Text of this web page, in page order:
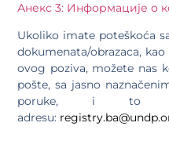
Анекс 3: Информације о
Ukoliko imate poteškoća
dokumenata/obrazaca,
ovog poziva, možete nas
pošte, sa jasno
poruke, i to
adresu: